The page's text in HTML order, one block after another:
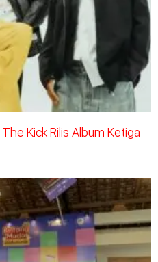
Kick Rilis Album Ketiga